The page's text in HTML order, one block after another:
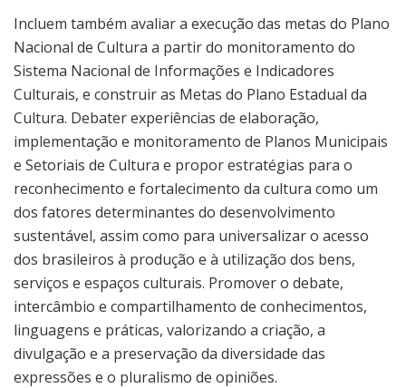
Incluem também avaliar a execução das metas do Plano
Nacional de Cultura a partir do monitoramento do
Sistema Nacional de Informações e Indicadores
Culturais, e construir as Metas do Plano Estadual da
Cultura. Debater experiências de elaboração,
implementação e monitoramento de Planos Municipais
e Setoriais de Cultura e propor estratégias para o
reconhecimento e fortalecimento da cultura como um
dos fatores determinantes do desenvolvimento
sustentável, assim como para universalizar o acesso
dos brasileiros à produção e à utilização dos bens,
serviços e espaços culturais. Promover o debate,
intercâmbio e compartilhamento de conhecimentos,
linguagens e práticas, valorizando a criação, a
divulgação e a preservação da diversidade das
expressões e o pluralismo de opiniões.